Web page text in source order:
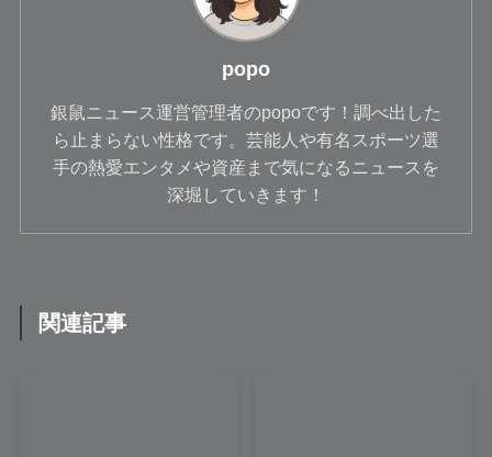
popo
銀鼠ニュース運営管理者のpopoです！調べ出した
ら止まらない性格です。芸能人や有名スポーツ選
手の熱愛エンタメや資産まで気になるニュースを
深堀していきます！
関連記事